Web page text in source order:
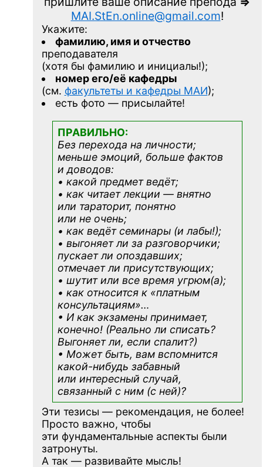
MAI.StEn.online@gmail.com!
Укажите:
фамилию, имя и отчество
преподавателя
(хотя бы фамилию и инициалы!);
номер его/её кафедры
(см. факультеты и кафедры МАИ);
есть фото — присылайте!
ПРАВИЛЬНО:
Без перехода на личности;
меньше эмоций, больше фактов
и доводов:
• какой предмет ведёт;
• как читает лекции — внятно
или тараторит, понятно
или не очень;
• как ведёт семинары (и лабы!);
• выгоняет ли за разговорчики;
пускает ли опоздавших;
отмечает ли присутствующих;
• шутит или все время угрюм(а);
• как относится к «платным
консультациям»…
• И как экзамены принимает,
конечно! (Реально ли списать?
Выгоняет ли, если спалит?)
• Может быть, вам вспомнится
какой-нибудь забавный
или интересный случай,
связанный с ним (с ней)?
Эти тезисы — рекомендация, не более!
Просто важно, чтобы
эти фундаментальные аспекты были
затронуты.
А так — развивайте мысль!